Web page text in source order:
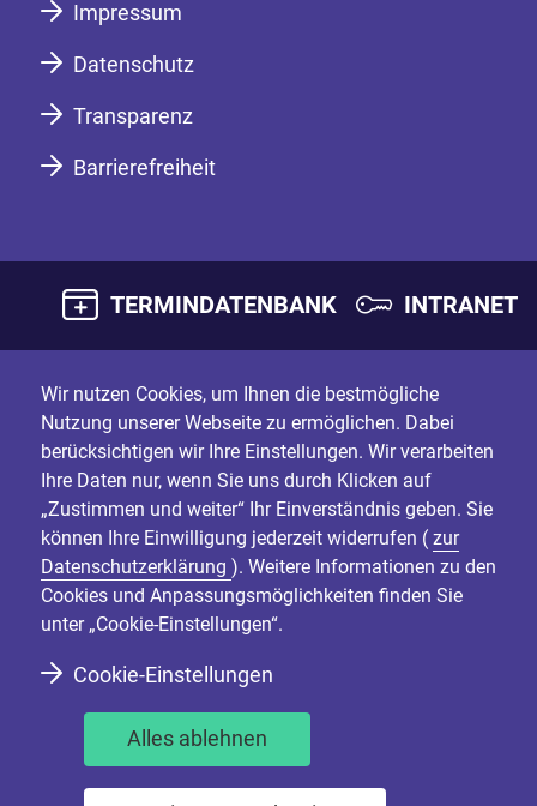
Impressum
Datenschutz
Transparenz
Barrierefreiheit
TERMINDATENBANK INTRANET
Wir nutzen Cookies, um Ihnen die bestmögliche
Nutzung unserer Webseite zu ermöglichen. Dabei
berücksichtigen wir Ihre Einstellungen. Wir verarbeiten
Ihre Daten nur, wenn Sie uns durch Klicken auf
„Zustimmen und weiter“ Ihr Einverständnis geben. Sie
können Ihre Einwilligung jederzeit widerrufen ( zur
Datenschutzerklärung ). Weitere Informationen zu den
Cookies und Anpassungsmöglichkeiten finden Sie
unter „Cookie-Einstellungen“.
Cookie-Einstellungen
Alles ablehnen